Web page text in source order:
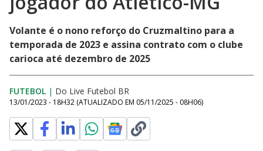
Volante é o nono reforço do Cruzmaltino para a
temporada de 2023 e assina contrato com o clube
carioca até dezembro de 2025
FUTEBOL | Do Live Futebol BR
13/01/2023 - 18H32 (ATUALIZADO EM 05/11/2025 - 08H06)